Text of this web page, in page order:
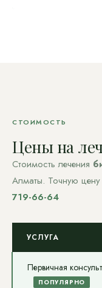
СТОИМОСТЬ
Цены на
Стоимость лечения
Алматы. Точную цену
719-66-64
УСЛУГА
Первичная
ПОПУЛЯРНО